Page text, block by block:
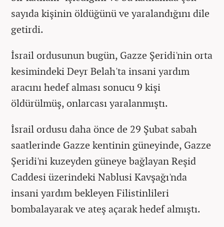
sayıda kişinin öldüğünü ve yaralandığını dile
getirdi.
İsrail ordusunun bugün, Gazze Şeridi'nin orta
kesimindeki Deyr Belah'ta insani yardım
aracını hedef alması sonucu 9 kişi
öldürülmüş, onlarcası yaralanmıştı.
İsrail ordusu daha önce de 29 Şubat sabah
saatlerinde Gazze kentinin güneyinde, Gazze
Şeridi'ni kuzeyden güneye bağlayan Reşid
Caddesi üzerindeki Nablusi Kavşağı'nda
insani yardım bekleyen Filistinlileri
bombalayarak ve ateş açarak hedef almıştı.